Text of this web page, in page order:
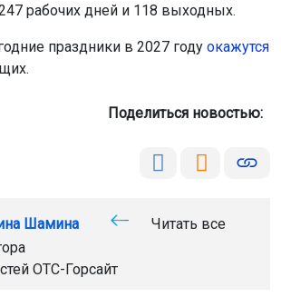
рабочих дней и 118 выходных.
праздники в 2027 году окажутся
Поделиться новостью:
Шамина
Читать все
ОТС-Горсайт